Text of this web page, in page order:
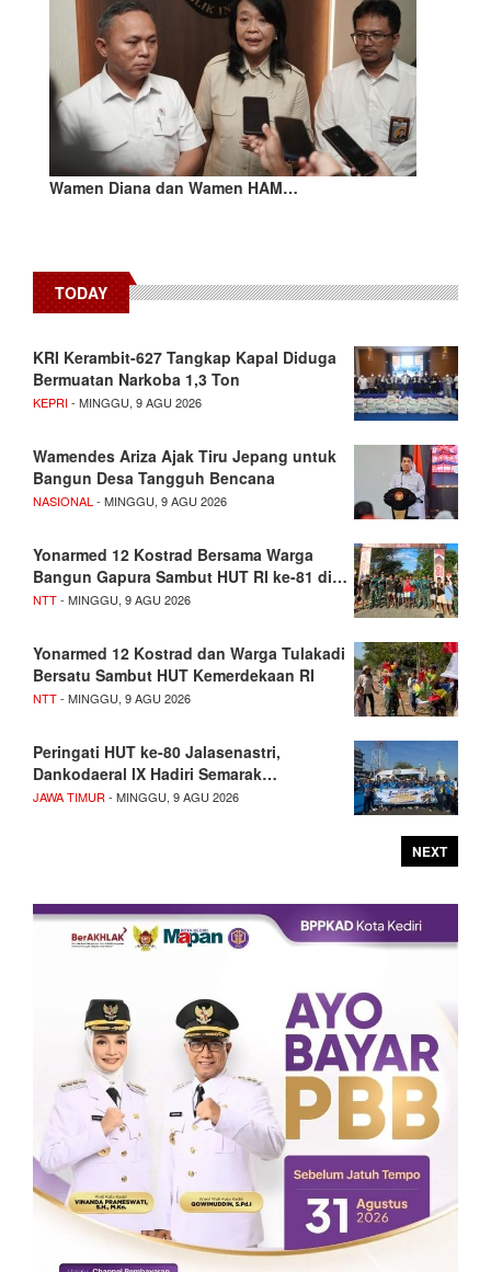
Wamen Diana dan Wamen HAM…
TODAY
KRI Kerambit-627 Tangkap Kapal Diduga
Bermuatan Narkoba 1,3 Ton
KEPRI- MINGGU, 9 AGU 2026
Wamendes Ariza Ajak Tiru Jepang untuk
Bangun Desa Tangguh Bencana
NASIONAL- MINGGU, 9 AGU 2026
Yonarmed 12 Kostrad Bersama Warga
Bangun Gapura Sambut HUT RI ke-81 di…
NTT- MINGGU, 9 AGU 2026
Yonarmed 12 Kostrad dan Warga Tulakadi
Bersatu Sambut HUT Kemerdekaan RI
NTT- MINGGU, 9 AGU 2026
Peringati HUT ke-80 Jalasenastri,
Dankodaeral IX Hadiri Semarak…
JAWA TIMUR- MINGGU, 9 AGU 2026
NEXT